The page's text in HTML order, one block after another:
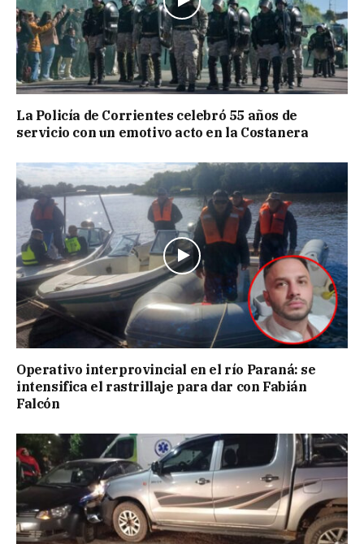
La Policía de Corrientes celebró 55 años de
servicio con un emotivo acto en la Costanera
Operativo interprovincial en el río Paraná: se
intensifica el rastrillaje para dar con Fabián
Falcón